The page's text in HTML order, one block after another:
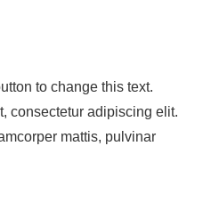
to change this text.
consectetur adipiscing elit.
mattis, pulvinar